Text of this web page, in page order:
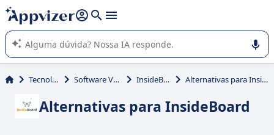
de nossa IA (várias linhas com
A IA do Appvizer o orienta no uso ou na seleção de software
SaaS para sua empresa.
Tecnologia Software Vendor InsideBoard Alternativas para InsideBoard
Alternativas para InsideBoard